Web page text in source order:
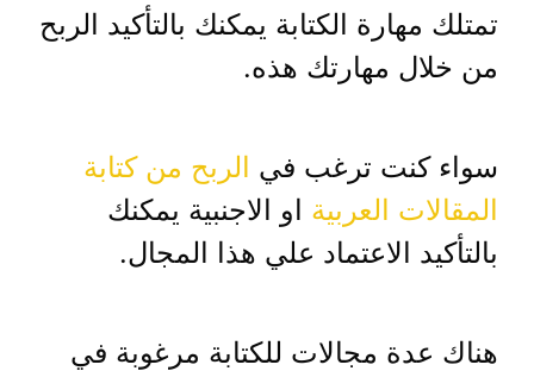
تمتلك مهارة الكتابة يمكنك بالتأكيد الربح
من خلال مهارتك هذه.
سواء كنت ترغب في الربح من كتابة
المقالات العربية او الاجنبية يمكنك
بالتأكيد الاعتماد علي هذا المجال.
هناك عدة مجالات للكتابة مرغوبة في